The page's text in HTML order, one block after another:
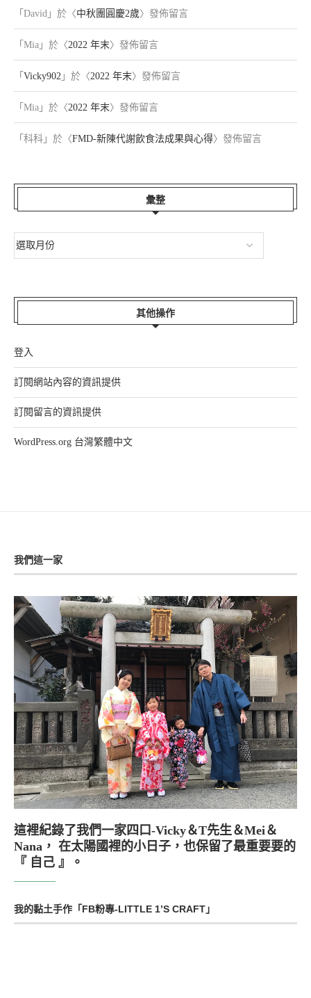
「 David 」於〈中秋團圓慶2歲〉發佈留言
「 Mia 」於〈2022 年末〉發佈留言
「 Vicky902 」於〈2022 年末〉發佈留言
「 Mia 」於〈2022 年末〉發佈留言
「 科科 」於〈FMD-新陳代謝飲食法成果與心得〉發佈留言
彙整
其他操作
登入
訂閱網站內容的資訊提供
訂閱留言的資訊提供
WordPress.org 台灣繁體中文
我們這一家
這裡紀錄了我們一家四口-Vicky＆T先生＆Mei＆
Nana， 在太陽國裡的小日子，也保留了最重要要的
『 自己 』。
我的黏土手作「FB粉專-LITTLE 1’S CRAFT」